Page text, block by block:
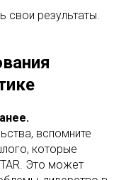
свои результаты.
вспомните
которые
Это может